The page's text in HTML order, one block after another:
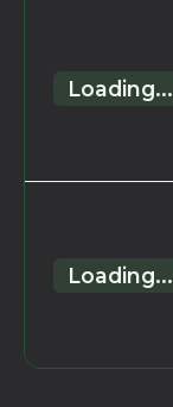
Loading...
Loading...